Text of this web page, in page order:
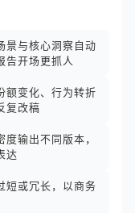
景与核心洞察自动
告开场更抓人
额变化、行为转折
复改稿
输出不同版本，
达
短或冗长，以商务